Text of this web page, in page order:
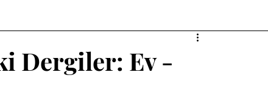
Basında çalışmalarımız
Dergiler: Ev -